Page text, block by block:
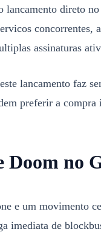
lancamento direto
concorrentes,
assinaturas
lancamento faz
preferir a
no
e um movimento
imediata de